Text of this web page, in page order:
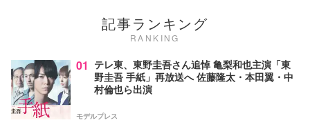
記事ランキング
RANKING
01 テレ東、東野圭吾さん追悼 亀梨和也主演「東
野圭吾 手紙」再放送へ 佐藤隆太・本田翼・中
村倫也ら出演
モデルプレス